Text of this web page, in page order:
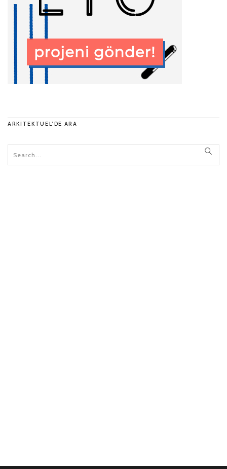
ARKITEKTUEL’DE ARA